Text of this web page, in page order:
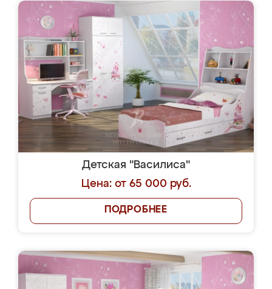
Детская "Василиса"
Цена: от 65 000 руб.
ПОДРОБНЕЕ